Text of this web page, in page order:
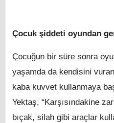
Çocuk şiddeti oyundan
Çocuğun bir süre sonra
yaşamda da kendisini
kaba kuvvet kullanmaya
Yektaş, “Karşısındakine
bıçak, silah gibi araçlar